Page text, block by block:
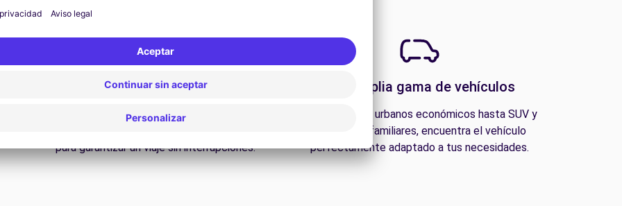
Asistencia 24/7
¿Problemas en la carretera? Nuestro servicio de
para garantizar un viaje sin interrupciones.
Una amplia gama de vehículos
Desde coches urbanos económicos hasta SUV y
furgonetas familiares, encuentra el vehículo
perfectamente adaptado a tus necesidades.